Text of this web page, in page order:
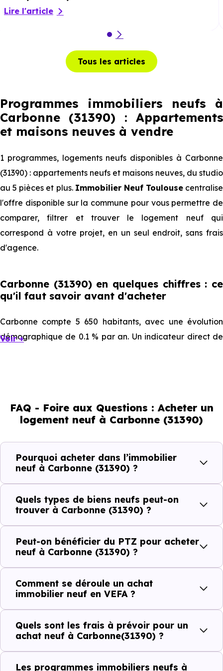
Lire l'article
Tous les articles
Programmes immobiliers neufs à
Carbonne (31390) : Appartements
et maisons neuves à vendre
1 programmes, logements neufs disponibles à Carbonne
(31390) : appartements neufs et maisons neuves, du studio
au 5 pièces et plus. Immobilier Neuf Toulousecentralise
l'offre disponible sur la commune pour vous permettre de
comparer, filtrer et trouver le logement neuf qui
correspond à votre projet, en un seul endroit, sans frais
d'agence.
Carbonne (31390) en quelques chiffres : ce
qu'il faut savoir avant d'acheter
Carbonne compte 5 650 habitants, avec une évolution
démographique de 0.1 % par an. Un indicateur direct de
démographique qui renseigne directement sur la
demande locative locale et les typologies de biens les
plus recherchées.
Côté cadre de vie, Carbonne (31390) dispose de 32
commerces, 37 professions médicales et 4 établissements
scolaires. Des équipements du quotidien qui constituent
autant d'arguments concrets pour habiter ou investir
dans la commune.
Combien coûte un logement à Carbonne
(31390) ?
C'est souvent la première question. Voici les repères de
prix à connaître pour un achat immobilier à Carbonne
(31390) :
Voir +
FAQ - Foire aux Questions : Acheter un
logement neuf à Carbonne (31390)
Pourquoi acheter dans l’immobilier
neuf à Carbonne (31390) ?
Quels types de biens neufs peut-on
trouver à Carbonne (31390) ?
Peut-on bénéficier du PTZ pour acheter
neuf à Carbonne (31390) ?
Comment se déroule un achat
immobilier neuf en VEFA ?
Quels sont les frais à prévoir pour un
achat neuf à Carbonne(31390) ?
Les programmes immobiliers neufs à